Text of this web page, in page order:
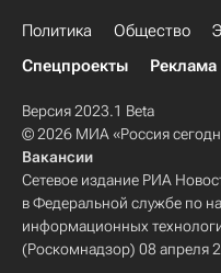
Политика Общество
Спецпроекты
Реклама
Версия 2023.1 Beta
© 2026 МИА «Россия
Вакансии
Сетевое издание РИА
в Федеральной службе по
информационных
(Роскомнадзор) 08 апреля